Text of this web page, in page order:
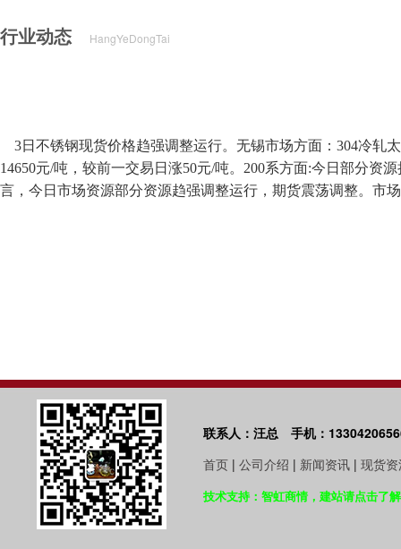
行业动态 HangYeDongTai
3日不锈钢现货价格趋强调整运行。无锡市场方面：304冷轧
14650元/吨，较前一交易日涨50元/吨。200系方面:今日部分资
言，今日市场资源部分资源趋强调整运行，期货震荡调整。市
联系人：汪总 手机：
首页 | 公司介绍 | 新闻资讯 | 现货
技术支持：智虹商情，建站请点击了解